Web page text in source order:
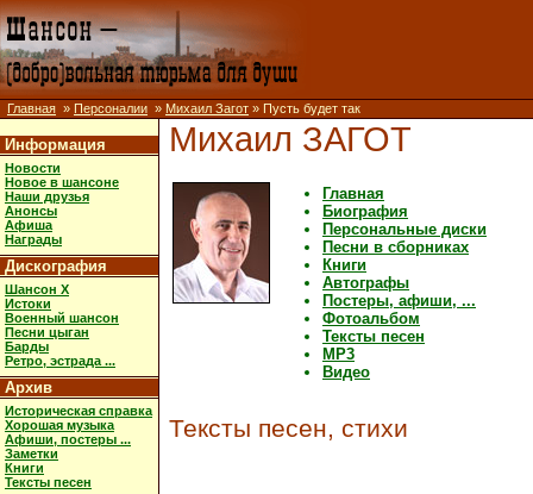
Главная » Персоналии » Михаил Загот » Пусть будет так
Информация
Новости
Новое в шансоне
Наши друзья
Анонсы
Афиша
Награды
Дискография
Шансон X
Истоки
Военный шансон
Песни цыган
Барды
Ретро, эстрада ...
Архив
Историческая справка
Хорошая музыка
Афиши, постеры ...
Заметки
Книги
Тексты песен
Михаил ЗАГОТ
Главная
Биография
Персональные диски
Песни в сборниках
Книги
Автографы
Постеры, афиши, ...
Фотоальбом
Тексты песен
MP3
Видео
Тексты песен, стихи